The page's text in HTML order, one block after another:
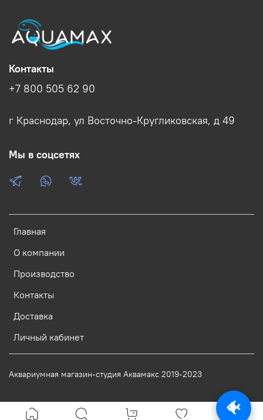
Главная
О компании
Производство
Контакты
Доставка
Личный кабинет
Контакты
+7 800 505 62 90
г Краснодар, ул Восточно-Кругликовская, д 49
Мы в соцсетях
Аквариумная магазин-студия Аквамакс 2019-2023
🐠